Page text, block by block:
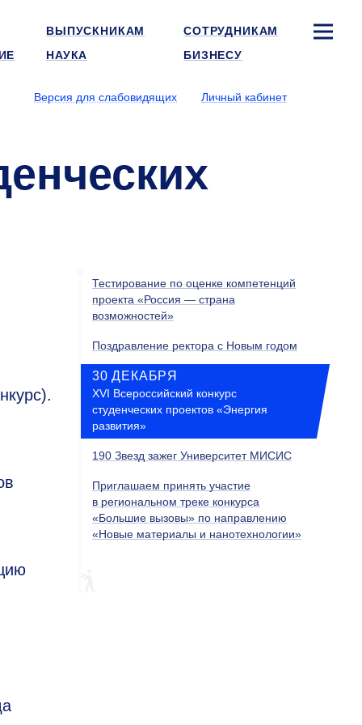
ВЫПУСКНИКАМ
СОТРУДНИКАМ
НАУКА БИЗНЕСУ
Версия для слабовидящих
Личный кабинет
Тестирование по оценке компетенций
проекта «Россия — страна
возможностей»
Поздравление ректора с Новым годом
30 ДЕКАБРЯ
XVI Всероссийский конкурс
студенческих проектов «Энергия
развития»
190 Звезд зажег Университет МИСИС
Приглашаем принять участие
в региональном треке конкурса
«Большие вызовы» по направлению
«Новые материалы и нанотехнологии»